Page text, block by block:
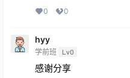
0 0
hyy
学前班 Lv0
感谢分享